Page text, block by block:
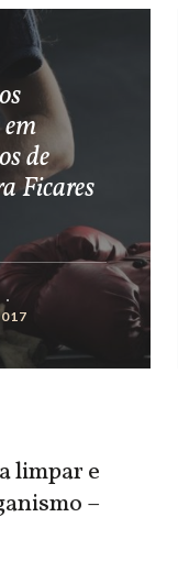
de
Ficares
limpar e
–